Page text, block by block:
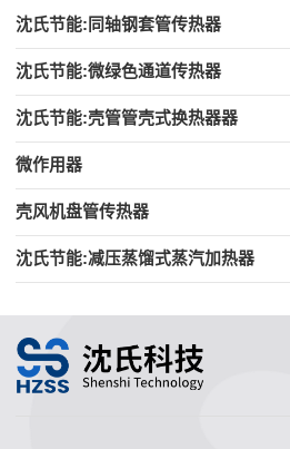
沈氏节能:同轴钢套管传热器
沈氏节能:微绿色通道传热器
沈氏节能:壳管管壳式换热器器
微作用器
壳风机盘管传热器
沈氏节能:减压蒸馏式蒸汽加热器